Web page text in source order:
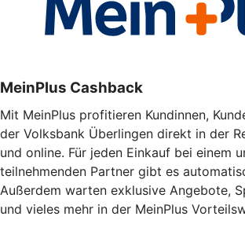
MeinPlus Cashback
Mit MeinPlus profitieren Kundinnen,
der Volksbank Überlingen direkt in der
und online. Für jeden Einkauf bei einem
teilnehmenden Partner gibt es
Außerdem warten exklusive Angebote,
und vieles mehr in der MeinPlus